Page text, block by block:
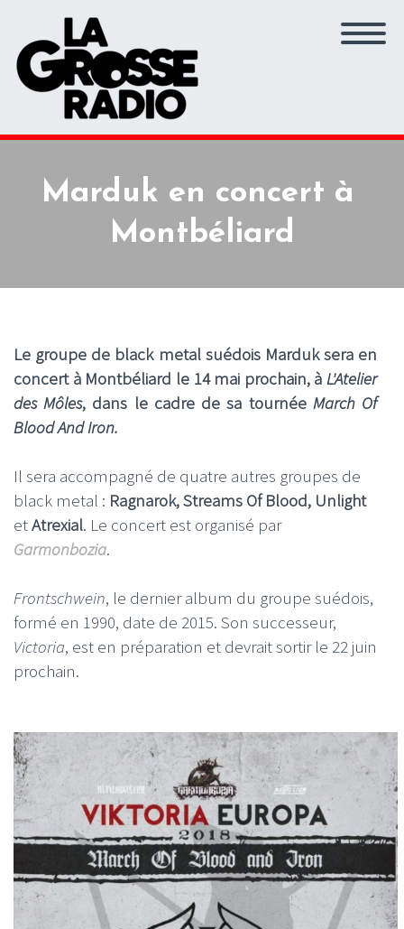
Marduk en concert à
Montbéliard
Le groupe de black metal suédois Marduk sera en
concert à Montbéliard le 14 mai prochain, à L'Atelier
des Môles, dans le cadre de sa tournée March Of
Blood And Iron.
Il sera accompagné de quatre autres groupes de
black metal : Ragnarok, Streams Of Blood, Unlight
etAtrexial. Le concert est organisé par
Garmonbozia.
Frontschwein, le dernier album du groupe suédois,
formé en 1990, date de 2015. Son successeur,
Victoria, est en préparation et devrait sortir le 22 juin
prochain.